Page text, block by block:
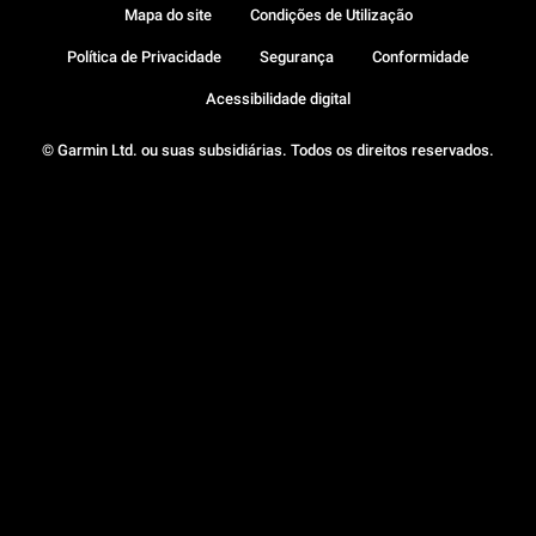
© Garmin Ltd. ou suas subsidiárias. Todos os direitos reservados.
Mapa do site Condições de Utilização
Política de Privacidade Segurança Conformidade
Acessibilidade digital